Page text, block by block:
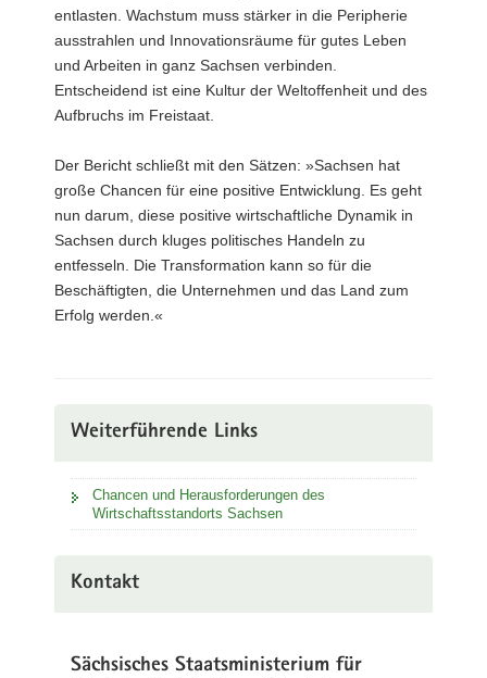
entlasten. Wachstum muss stärker in die Peripherie
ausstrahlen und Innovationsräume für gutes Leben
und Arbeiten in ganz Sachsen verbinden.
Entscheidend ist eine Kultur der Weltoffenheit und des
Aufbruchs im Freistaat.
Der Bericht schließt mit den Sätzen: »Sachsen hat
große Chancen für eine positive Entwicklung. Es geht
nun darum, diese positive wirtschaftliche Dynamik in
Sachsen durch kluges politisches Handeln zu
entfesseln. Die Transformation kann so für die
Beschäftigten, die Unternehmen und das Land zum
Erfolg werden.«
Weiterführende Links
Chancen und Herausforderungen des
Wirtschaftsstandorts Sachsen
Kontakt
Sächsisches Staatsministerium für